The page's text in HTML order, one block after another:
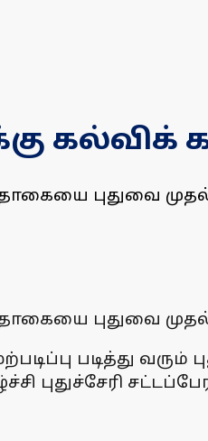
கல்விக்
புதுவை
புதுவை
படித்து வரும்
புதுச்சேரி